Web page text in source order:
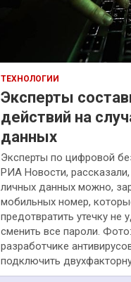
ТЕХНОЛОГИИ
Эксперты
действий на
данных
Эксперты по цифровой
РИА Новости,
личных данных можно,
мобильных номер,
предотвратить утечку не
сменить все пароли.
разработчике
подключить